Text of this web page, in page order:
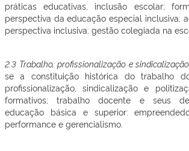
práticas educativas, inclusão escolar;
perspectiva da educação especial inclusiva;
perspectiva inclusiva; gestão colegiada na
2.3 Trabalho, profissionalização e
se a constituição histórica do trabalho
profissionalização, sindicalização e
formativos; trabalho docente e seus
educação básica e superior:
performance e gerencialismo.